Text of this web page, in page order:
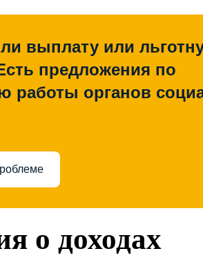
выплату или
предложения по
работы органов
о доходах